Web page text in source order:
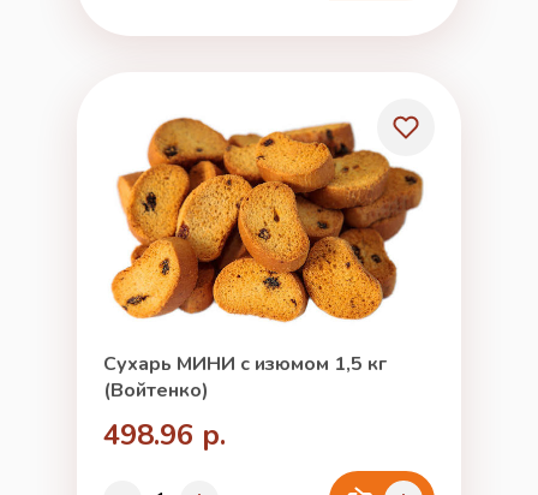
Сухарь МИНИ с изюмом 1,5 кг
(Войтенко)
498.96 р.